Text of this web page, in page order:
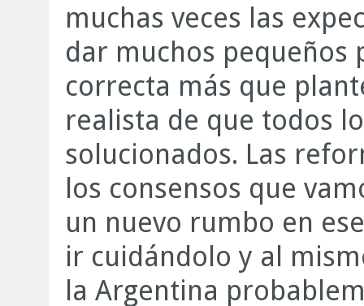
muchas veces las
dar muchos pequeños
correcta más que
realista de que todos
solucionados. Las
los consensos que
un nuevo rumbo en
ir cuidándolo y al
la Argentina